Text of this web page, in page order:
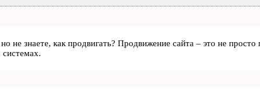
не знаете, как продвигать? Продвижение сайта – это не